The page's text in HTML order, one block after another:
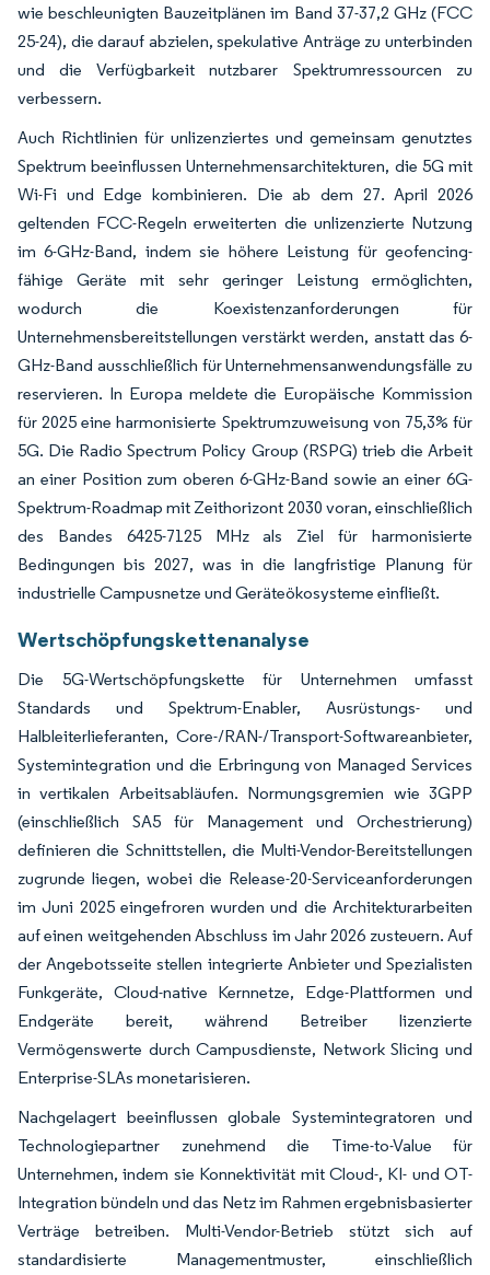
wie beschleunigten Bauzeitplänen im Band 37-37,2 GHz (FCC
25-24), die darauf abzielen, spekulative Anträge zu unterbinden
und die Verfügbarkeit nutzbarer Spektrumressourcen zu
verbessern.
Auch Richtlinien für unlizenziertes und gemeinsam genutztes
Spektrum beeinflussen Unternehmensarchitekturen, die 5G mit
Wi-Fi und Edge kombinieren. Die ab dem 27. April 2026
geltenden FCC-Regeln erweiterten die unlizenzierte Nutzung
im 6-GHz-Band, indem sie höhere Leistung für geofencing-
fähige Geräte mit sehr geringer Leistung ermöglichten,
wodurch die Koexistenzanforderungen für
Unternehmensbereitstellungen verstärkt werden, anstatt das 6-
GHz-Band ausschließlich für Unternehmensanwendungsfälle zu
reservieren. In Europa meldete die Europäische Kommission
für 2025 eine harmonisierte Spektrumzuweisung von 75,3% für
5G. Die Radio Spectrum Policy Group (RSPG) trieb die Arbeit
an einer Position zum oberen 6-GHz-Band sowie an einer 6G-
Spektrum-Roadmap mit Zeithorizont 2030 voran, einschließlich
des Bandes 6425-7125 MHz als Ziel für harmonisierte
Bedingungen bis 2027, was in die langfristige Planung für
industrielle Campusnetze und Geräteökosysteme einfließt.
Wertschöpfungskettenanalyse
Die 5G-Wertschöpfungskette für Unternehmen umfasst
Standards und Spektrum-Enabler, Ausrüstungs- und
Halbleiterlieferanten, Core-/RAN-/Transport-Softwareanbieter,
Systemintegration und die Erbringung von Managed Services
in vertikalen Arbeitsabläufen. Normungsgremien wie 3GPP
(einschließlich SA5 für Management und Orchestrierung)
definieren die Schnittstellen, die Multi-Vendor-Bereitstellungen
zugrunde liegen, wobei die Release-20-Serviceanforderungen
im Juni 2025 eingefroren wurden und die Architekturarbeiten
auf einen weitgehenden Abschluss im Jahr 2026 zusteuern. Auf
der Angebotsseite stellen integrierte Anbieter und Spezialisten
Funkgeräte, Cloud-native Kernnetze, Edge-Plattformen und
Endgeräte bereit, während Betreiber lizenzierte
Vermögenswerte durch Campusdienste, Network Slicing und
Enterprise-SLAs monetarisieren.
Nachgelagert beeinflussen globale Systemintegratoren und
Technologiepartner zunehmend die Time-to-Value für
Unternehmen, indem sie Konnektivität mit Cloud-, KI- und OT-
Integration bündeln und das Netz im Rahmen ergebnisbasierter
Verträge betreiben. Multi-Vendor-Betrieb stützt sich auf
standardisierte Managementmuster, einschließlich